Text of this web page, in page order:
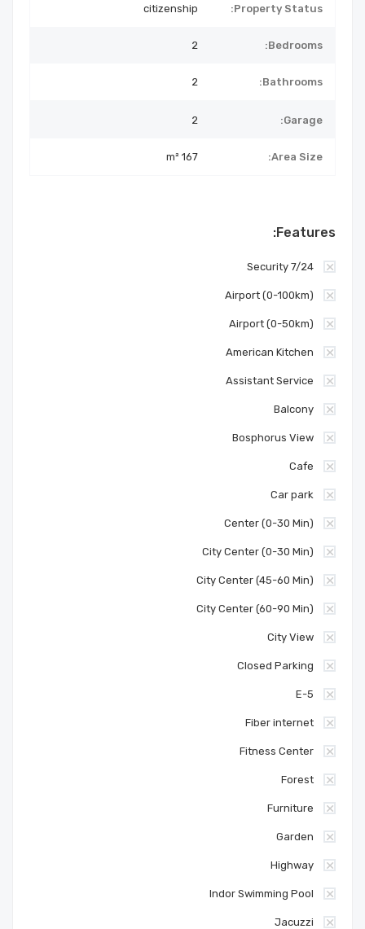
Property Status:
Bedrooms:
2
Bathrooms:
Garage:
Area Size:
Features:
7/24 Security
Airport (0-100km)
Airport (0-50km)
American Kitchen
Assistant Service
Balcony
Bosphorus View
Cafe
Car park
Center (0-30 Min)
City Center (0-30 Min)
City Center (45-60 Min)
City Center (60-90 Min)
City View
Closed Parking
E-5
Fiber internet
Fitness Center
Forest
Furniture
Garden
Highway
Indor Swimming Pool
Jacuzzi